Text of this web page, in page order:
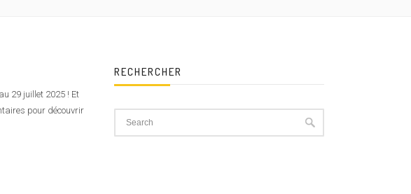
29 juillet 2025 ! Et
pour découvrir
RECHERCHER